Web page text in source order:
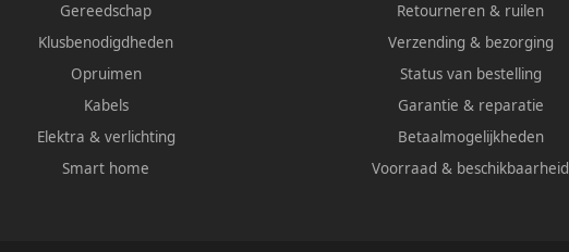
Gereedschap
Klusbenodigdheden
Opruimen
Kabels
Elektra & verlichting
Smart home
Retourneren & ruilen
Verzending & bezorging
Status van bestelling
Garantie & reparatie
Betaalmogelijkheden
Voorraad & beschikbaarheid